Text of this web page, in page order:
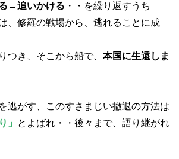
→追いかける ・・を繰り返すうち
、修羅の戦場から、逃れることに成
つき、そこから船で、 本国に生還しま
逃がす、このすさまじい撤退の方法は
」
とよばれ・・後々まで、語り継がれ